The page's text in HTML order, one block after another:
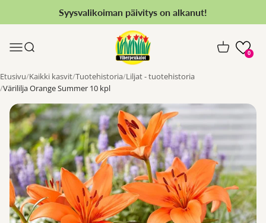
Siirry sisältöönSyysvalikoiman päivitys on alkanut!
Valikko
Haku
Viherpeukalot.fi
Ostoskori
0
Etusivu Kaikki kasvit Tuotehistoria Liljat - tuotehistoria
Värililja Orange Summer 10 kpl